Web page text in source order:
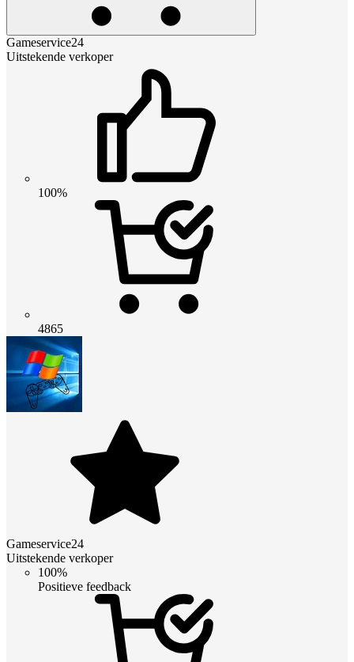
Gameservice24
Uitstekende verkoper
100%
4865
Gameservice24
Uitstekende verkoper
100%
Positieve feedback